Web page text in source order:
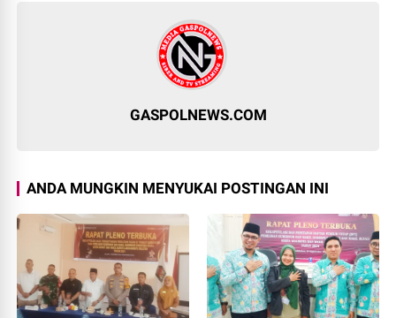
GASPOLNEWS.COM
ANDA MUNGKIN MENYUKAI POSTINGAN INI